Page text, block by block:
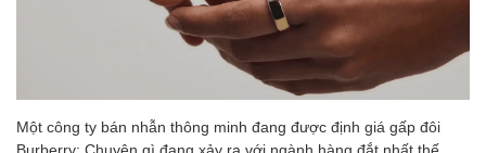
Một công ty bán nhẫn thông minh đang được định giá gấp đôi